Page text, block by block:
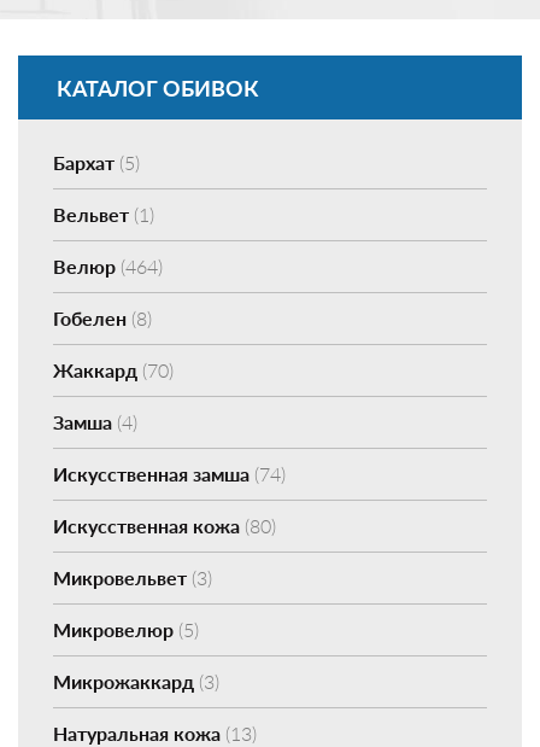
КАТАЛОГ ОБИВОК
Бархат (5)
Вельвет (1)
Велюр (464)
Гобелен (8)
Жаккард (70)
Замша (4)
Искусственная замша (74)
Искусственная кожа (80)
Микровельвет (3)
Микровелюр (5)
Микрожаккард (3)
Натуральная кожа (13)